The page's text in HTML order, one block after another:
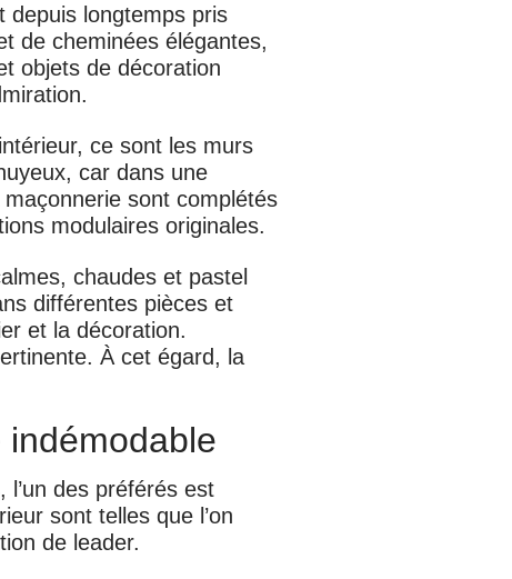
depuis longtemps pris
de cheminées élégantes,
objets de décoration
ce sont les murs
car dans une
sont complétés
modulaires originales.
chaudes et pastel
différentes pièces et
et la décoration.
À cet égard, la
indémodable
l’un des préférés est
sont telles que l’on
de leader.